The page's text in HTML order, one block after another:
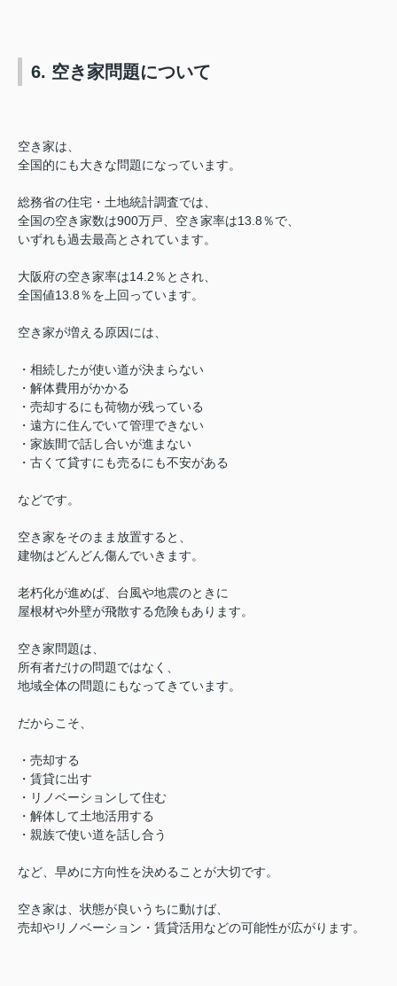
6. 空き家問題について
空き家は、
全国的にも大きな問題になっています。
総務省の住宅・土地統計調査では、
全国の空き家数は900万戸、 空き家率は13.8％で、
いずれも過去最高とされています。
大阪府の空き家率は14.2％とされ、
全国値13.8％を上回っています。
空き家が増える原因には、
・相続したが使い道が決まらない
・解体費用がかかる
・売却するにも荷物が残っている
・遠方に住んでいて管理できない
・家族間で話し合いが進まない
・古くて貸すにも売るにも不安がある
などです。
空き家をそのまま放置すると、
建物はどんどん傷んでいきます。
老朽化が進めば、 台風や地震のときに
屋根材や外壁が飛散する危険もあります。
空き家問題は、
所有者だけの問題ではなく、
地域全体の問題にもなってきています。
だからこそ、
・売却する
・賃貸に出す
・リノベーションして住む
・解体して土地活用する
・親族で使い道を話し合う
など、早めに方向性を決めることが大切です。
空き家は、 状態が良いうちに動けば、
売却やリノベーション・賃貸活用などの可能性が広がります。